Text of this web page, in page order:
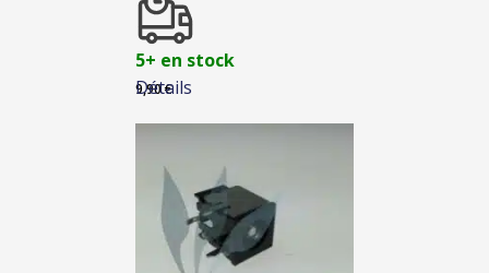
Détails
5+ en stock
9,90€